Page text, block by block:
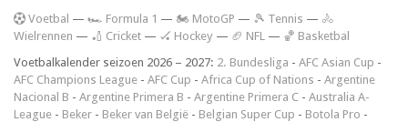
Voetbal — 🏎️ Formula 1 — 🏍 MotoGP — 🎾 Tennis — 🚴
Wielrennen — 🏏 Cricket — 🏑 Hockey — 🏈 NFL — 🏀 Basketbal
Voetbalkalender seizoen 2026 – 2027: 2. Bundesliga - AFC Asian Cup -
AFC Champions League - AFC Cup - Africa Cup of Nations - Argentine
Nacional B - Argentine Primera B - Argentine Primera C - Australia A-
League - Beker - Beker van België - Belgian Super Cup - Botola Pro -